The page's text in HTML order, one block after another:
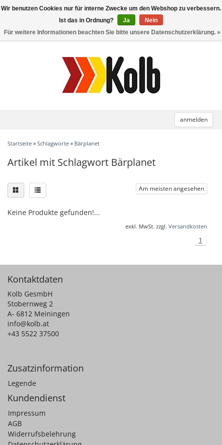
anmelden
Toggle
Startseite » Schlagworte » Bärplanet
Artikel mit Schlagwort Bärplanet
Am meisten angesehen
Keine Produkte gefunden!...
exkl. MwSt. zzgl. Versandkosten
1
Kontaktdaten
Kolb GesmbH
Stobernweg 2
A- 6812 Meiningen
info@kolb.at
+43 5522 37500
Zusatzinformation
Legende
Kundendienst
Impressum
AGB
Widerrufsbelehrung
Wir benutzen Cookies nur für interne Zwecke um den Webshop zu verbessern.
Ist das in Ordnung?
Ja
Nein
Für weitere Informationen beachten Sie bitte unsere Datenschutzerklärung. »